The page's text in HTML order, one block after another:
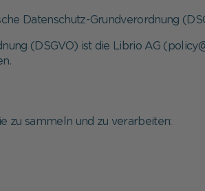
Datenschutz-Grundverordnung
(DSGVO) ist die Librio AG
zu sammeln und zu verarbeiten: